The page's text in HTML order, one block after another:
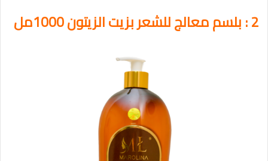
2 : بلسم معالج للشعر بزيت الزيتون 1000مل